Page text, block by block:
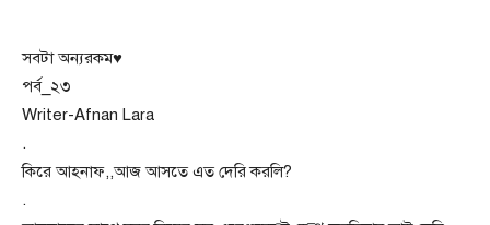
সবটা অন্যরকম♥
পর্ব_২৩
Writer-Afnan Lara
.
কিরে আহনাফ,,আজ আসতে এত দেরি করলি?
.